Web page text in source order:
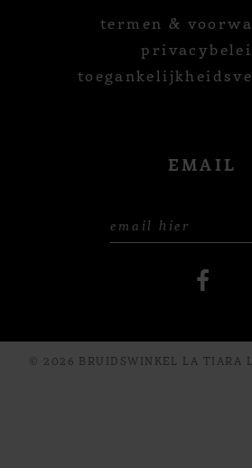
termen &
EMAIL
© 2026 BRUIDSWINKEL LA TIARA